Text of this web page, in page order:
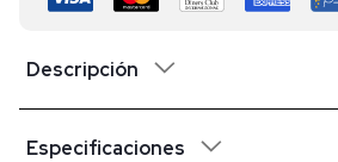
Descripción
Especificaciones